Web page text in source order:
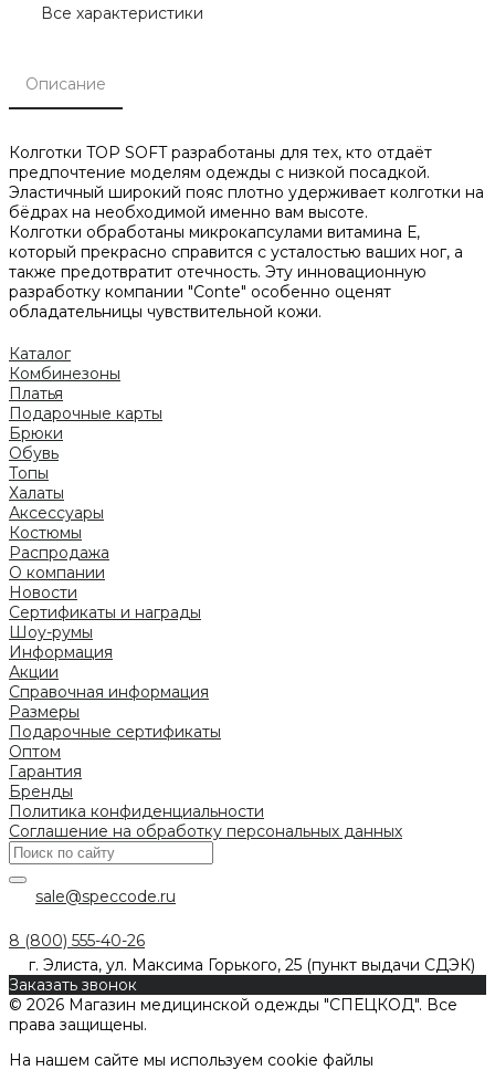
Все характеристики
Описание
Колготки TOP SOFT разработаны для тех, кто отдаёт
предпочтение моделям одежды с низкой посадкой.
Эластичный широкий пояс плотно удерживает колготки на
бёдрах на необходимой именно вам высоте.
Колготки обработаны микрокапсулами витамина Е,
который прекрасно справится с усталостью ваших ног, а
также предотвратит отечность. Эту инновационную
разработку компании "Conte" особенно оценят
обладательницы чувствительной кожи.
Каталог
Комбинезоны
Платья
Подарочные карты
Брюки
Обувь
Топы
Халаты
Аксессуары
Костюмы
Распродажа
О компании
Новости
Сертификаты и награды
Шоу-румы
Информация
Акции
Справочная информация
Размеры
Подарочные сертификаты
Оптом
Гарантия
Бренды
Политика конфиденциальности
Соглашение на обработку персональных данных
sale@speccode.ru
8 (800) 555-40-26
г. Элиста, ул. Максима Горького, 25 (пункт выдачи СДЭК)
Заказать звонок
© 2026 Магазин медицинской одежды "СПЕЦКОД". Все
права защищены.
На нашем сайте мы используем cookie файлы